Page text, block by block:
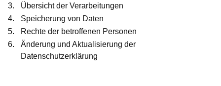
Übersicht der Verarbeitungen
Speicherung von Daten
Rechte der betroffenen Personen
Änderung und Aktualisierung der
Datenschutzerklärung